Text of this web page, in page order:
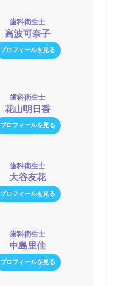
歯科衛生士
高波可奈子
プロフィールを見る
歯科衛生士
花山明日香
プロフィールを見る
歯科衛生士
大谷友花
プロフィールを見る
歯科衛生士
中島里佳
プロフィールを見る